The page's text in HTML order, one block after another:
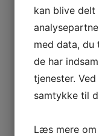
kan blive delt
med data, du
de har
tjenester.
samtykke til
Læs mere